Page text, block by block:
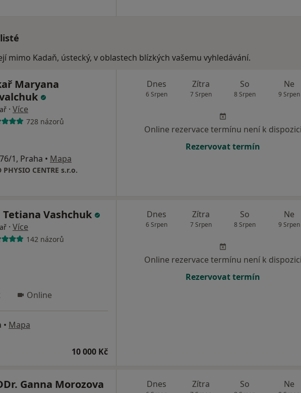
mimo Kadaň, ústecký, v oblastech blízkých vašemu vyhledávání.
Maryana
· Více
728 názorů
1, Praha • Mapa
CENTRE s.r.o.
Dnes
6 Srpen
Zítra
7 Srpen
So
8 Srpen
Ne
9 Srpen
Online rezervace termínu není k dispozici
Rezervovat termín
Tetiana Vashchuk
· Více
142 názorů
Online
• Mapa
10 000 Kč
Dnes
6 Srpen
Zítra
7 Srpen
So
8 Srpen
Ne
9 Srpen
Online rezervace termínu není k dispozici
Rezervovat termín
Ganna Morozova Dnes Zítra So Ne